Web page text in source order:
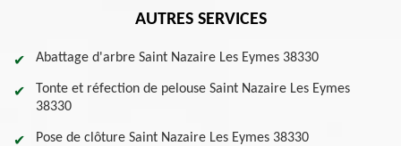
AUTRES SERVICES
Abattage d'arbre Saint Nazaire Les Eymes 38330
Tonte et réfection de pelouse Saint Nazaire Les Eymes
38330
Pose de clôture Saint Nazaire Les Eymes 38330